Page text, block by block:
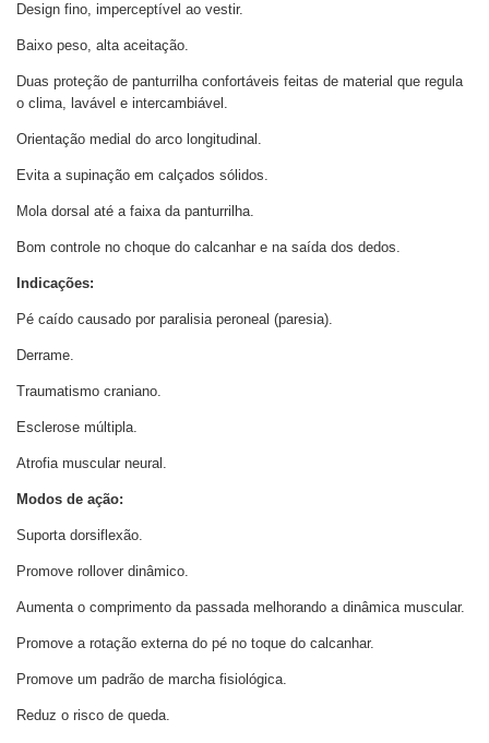
Design fino, imperceptível ao vestir.
Baixo peso, alta aceitação.
Duas proteção de panturrilha confortáveis feitas de material que regula
o clima, lavável e intercambiável.
Orientação medial do arco longitudinal.
Evita a supinação em calçados sólidos.
Mola dorsal até a faixa da panturrilha.
Bom controle no choque do calcanhar e na saída dos dedos.
Indicações:
Pé caído causado por paralisia peroneal (paresia).
Derrame.
Traumatismo craniano.
Esclerose múltipla.
Atrofia muscular neural.
Modos de ação:
Suporta dorsiflexão.
Promove rollover dinâmico.
Aumenta o comprimento da passada melhorando a dinâmica muscular.
Promove a rotação externa do pé no toque do calcanhar.
Promove um padrão de marcha fisiológica.
Reduz o risco de queda.